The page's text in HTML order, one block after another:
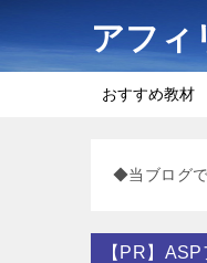
アフィ
おすすめ教材
◆当ブログで
【PR】